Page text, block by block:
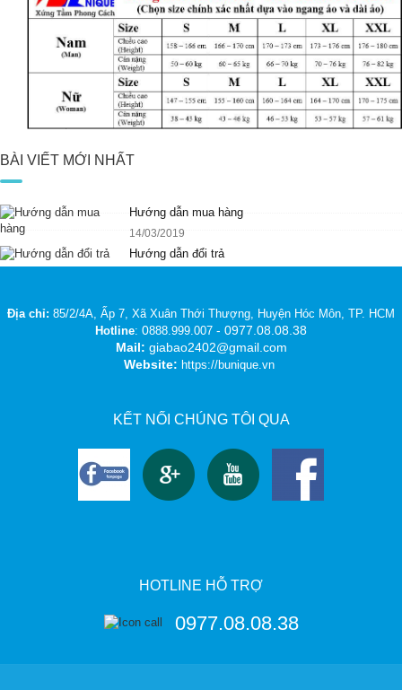
BÀI VIẾT MỚI NHẤT
Hướng dẫn mua hàng
14/03/2019
Hướng dẫn đổi trả
Địa chỉ: 85/2/4A, Ấp 7, Xã Xuân Thới Thượng, Huyện Hóc Môn, TP. HCM
Hotline: 0888.999.007 - 0977.08.08.38
Mail: giabao2402@gmail.com
Website: https://bunique.vn
KẾT NỐI CHÚNG TÔI QUA
HOTLINE HỖ TRỢ
0977.08.08.38